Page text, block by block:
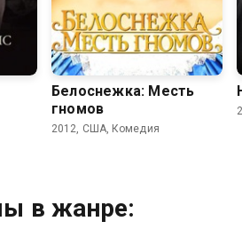
6.1 5.6
Белоснежка: Месть
гномов
2012, США, Комедия
в жанре: